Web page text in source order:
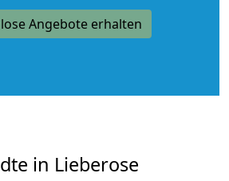
Angebote erhalten
in Lieberose